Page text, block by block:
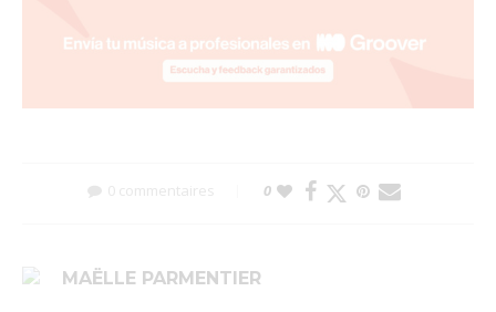
0 commentaires 0
MAËLLE PARMENTIER